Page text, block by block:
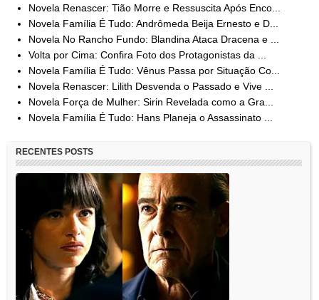
Novela Renascer: Tião Morre e Ressuscita Após Enco...
Novela Família É Tudo: Andrômeda Beija Ernesto e D...
Novela No Rancho Fundo: Blandina Ataca Dracena e ...
Volta por Cima: Confira Foto dos Protagonistas da ...
Novela Família É Tudo: Vênus Passa por Situação Co...
Novela Renascer: Lilith Desvenda o Passado e Vive ...
Novela Força de Mulher: Sirin Revelada como a Gra...
Novela Família É Tudo: Hans Planeja o Assassinato ...
RECENTES POSTS